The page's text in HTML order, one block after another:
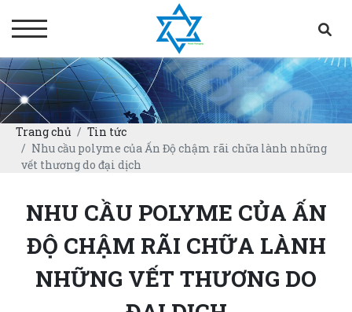
Trang chủ
Tin tức
Nhu cầu polyme của Ấn Độ chậm rãi chữa lành những
vết thương do đại dịch
NHU CẦU POLYME CỦA ẤN
ĐỘ CHẬM RÃI CHỮA LÀNH
NHỮNG VẾT THƯƠNG DO